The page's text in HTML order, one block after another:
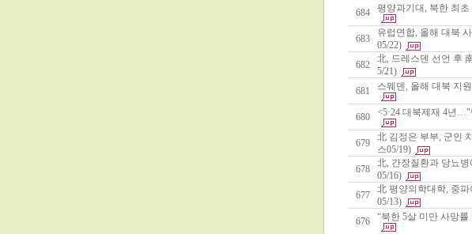
684 평양과기대, 북한 최
683
유럽연합, 올해 대북
05/22)
682
北, 드레스덴 선언 후
5/21)
681 스웨덴, 올해 대북 지
680 <5·24 대북제재 4년
679
北 김정은 부부, 군인
스05/19)
678
北, 간장질환과 당뇨
05/16)
677
北 평양의학대학, 중
05/13)
676 “북한 5살 미만 사망